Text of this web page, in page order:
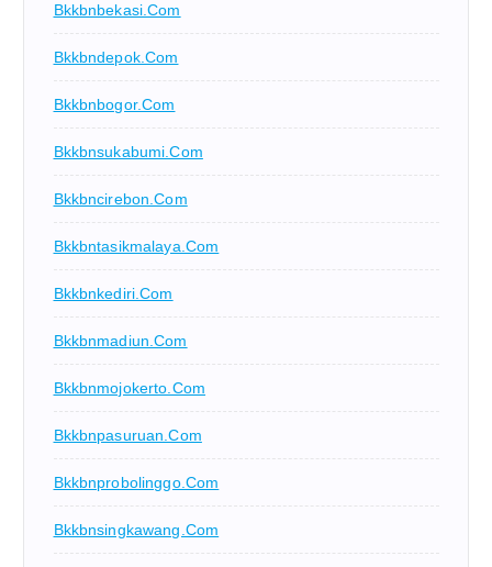
Bkkbnbekasi.com
Bkkbndepok.com
Bkkbnbogor.com
Bkkbnsukabumi.com
Bkkbncirebon.com
Bkkbntasikmalaya.com
Bkkbnkediri.com
Bkkbnmadiun.com
Bkkbnmojokerto.com
Bkkbnpasuruan.com
Bkkbnprobolinggo.com
Bkkbnsingkawang.com